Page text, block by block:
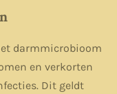
darmmicrobioom
en verkorten
Dit geldt